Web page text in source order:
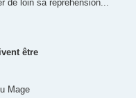
de loin sa répréhension...
être
Mage